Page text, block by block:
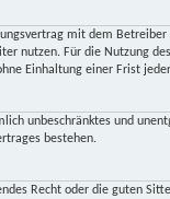
mit dem
nutzen. Für die Nutzung
Einhaltung einer Frist
unbeschränktes und
bestehen.
Recht oder die guten